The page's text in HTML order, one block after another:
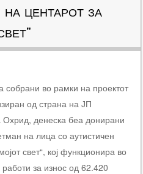
ЦЕНТАРОТ ЗА
собрани во рамки на проектот
од страна на ЈП
денеска беа донирани
на лица со аутистичен
свет“, кој функционира во
за износ од 62.420